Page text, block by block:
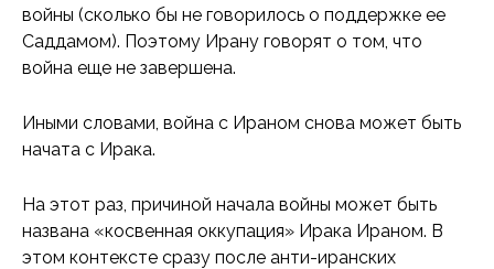
войны (сколько бы не говорилось о поддержке ее
Саддамом). Поэтому Ирану говорят о том, что
война еще не завершена.
Иными словами, война с Ираном снова может быть
начата с Ирака.
На этот раз, причиной начала войны может быть
названа «косвенная оккупация» Ирака Ираном. В
этом контексте сразу после анти-иранских